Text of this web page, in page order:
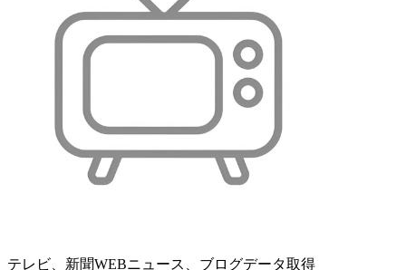
テレビ、新聞WEBニュース、ブログデータ取得